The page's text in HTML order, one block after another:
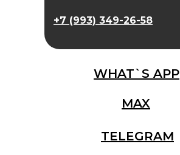
MAX
TELEGRAM
WHAT`S APP
+7 (993) 349-26-58